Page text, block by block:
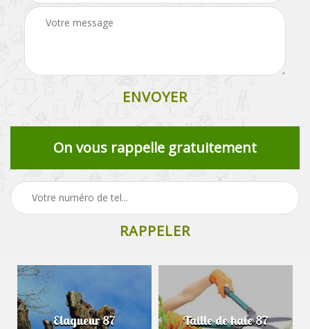
On vous rappelle gratuitement
Elagueur 87 Taille de haie 87